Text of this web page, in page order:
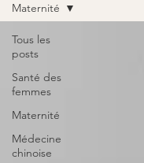
Tous les
posts
Santé des
femmes
Maternité
Médecine
chinoise
Maternité